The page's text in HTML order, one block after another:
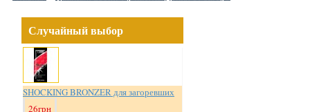
Случайный выбор
SHOCKING BRONZER для загоревших
26грн